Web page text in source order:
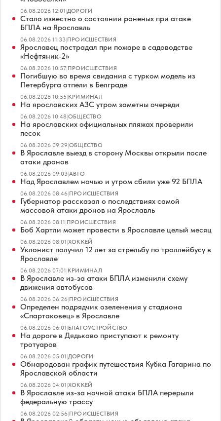
06.08.2026 12:01|ДОРОГИ
Стало известно о состоянии раненых при атаке
БПЛА на Ярославль
06.08.2026 11:33|ПРОИСШЕСТВИЯ
Ярославец пострадал при пожаре в садоводстве
«Нефтяник-2»
06.08.2026 10:57|ПРОИСШЕСТВИЯ
Погибшую во время свидания с турком модель из
Петербурга отпели в Белграде
06.08.2026 10:55|КРИМИНАЛ
На ярославских АЗС утром заметны очереди
06.08.2026 10:48|ОБЩЕСТВО
На ярославских официальных пляжах проверили
песок
06.08.2026 09:29|ОБЩЕСТВО
В Ярославле выезд в сторону Москвы открыли после
атаки дронов
06.08.2026 09:03|АВТО
Над Ярославлем ночью и утром сбили уже 92 БПЛА
06.08.2026 08:46|ПРОИСШЕСТВИЯ
Губернатор рассказал о последствиях самой
массовой атаки дронов на Ярославль
06.08.2026 08:11|ПРОИСШЕСТВИЯ
Боб Хартли может провести в Ярославле целый месяц
06.08.2026 08:01|ХОККЕЙ
Уклонист получил 12 лет за стрельбу по троллейбусу в
Ярославле
06.08.2026 07:01|КРИМИНАЛ
В Ярославле из-за атаки БПЛА изменили схему
движения автобусов
06.08.2026 06:26|ПРОИСШЕСТВИЯ
Определен подрядчик озеленения у стадиона
«Спартаковец» в Ярославле
06.08.2026 06:01|БЛАГОУСТРОЙСТВО
На дороге в Дядьково приступают к ремонту
тротуаров
06.08.2026 05:01|ДОРОГИ
Обнародован график путешествия Кубка Гагарина по
Ярославской области
06.08.2026 04:01|ХОККЕЙ
В Ярославле из-за ночной атаки БПЛА перерыли
федеральную трассу
06.08.2026 02:56|ПРОИСШЕСТВИЯ